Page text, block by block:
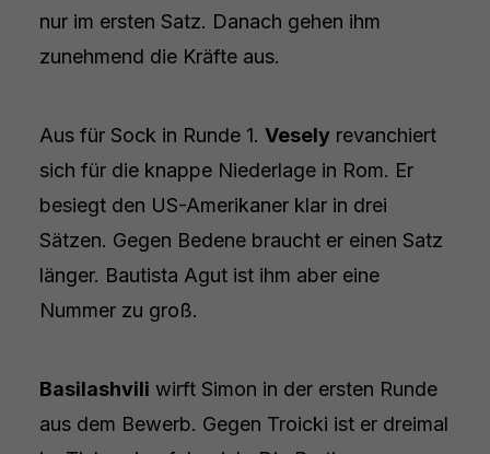
nur im ersten Satz. Danach gehen ihm
zunehmend die Kräfte aus.
Aus für Sock in Runde 1. Veselyrevanchiert
sich für die knappe Niederlage in Rom. Er
besiegt den US-Amerikaner klar in drei
Sätzen. Gegen Bedene braucht er einen Satz
länger. Bautista Agut ist ihm aber eine
Nummer zu groß.
Basilashvili wirft Simon in der ersten Runde
aus dem Bewerb. Gegen Troicki ist er dreimal